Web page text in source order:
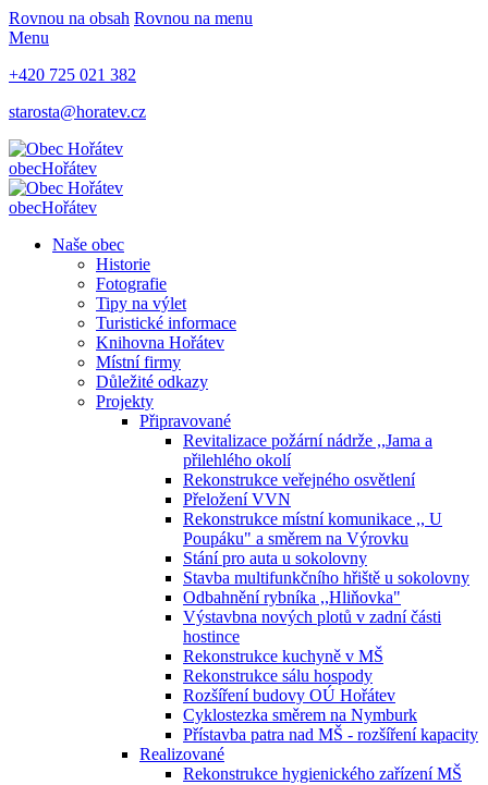
Rovnou na obsah Rovnou na menu
Menu
+420 725 021 382
starosta@horatev.cz
obecHořátev
obecHořátev
Naše obec
Historie
Fotografie
Tipy na výlet
Turistické informace
Knihovna Hořátev
Místní firmy
Důležité odkazy
Projekty
Připravované
Revitalizace požární nádrže ,,Jama a
přilehlého okolí
Rekonstrukce veřejného osvětlení
Přeložení VVN
Rekonstrukce místní komunikace ,, U
Poupáku" a směrem na Výrovku
Stání pro auta u sokolovny
Stavba multifunkčního hřiště u sokolovny
Odbahnění rybníka ,,Hliňovka"
Výstavbna nových plotů v zadní části
hostince
Rekonstrukce kuchyně v MŠ
Rekonstrukce sálu hospody
Rozšíření budovy OÚ Hořátev
Cyklostezka směrem na Nymburk
Přístavba patra nad MŠ - rozšíření kapacity
Realizované
Rekonstrukce hygienického zařízení MŠ